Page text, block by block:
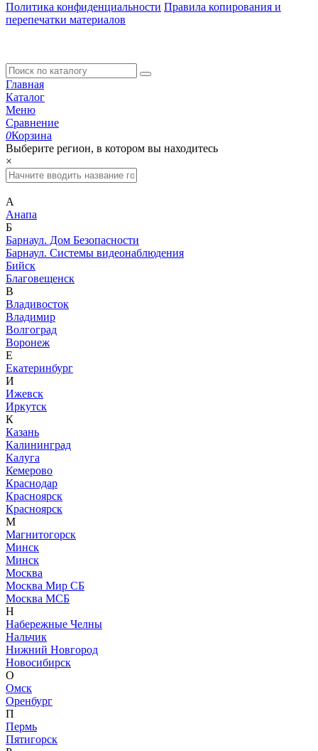
Политика конфиденциальности Правила копирования и
перепечатки материалов
Главная
Каталог
Меню
Сравнение
0Корзина
Выберите регион, в котором вы находитесь
×
А
Анапа
Б
Барнаул. Дом Безопасности
Барнаул. Системы видеонаблюдения
Бийск
Благовещенск
В
Владивосток
Владимир
Волгоград
Воронеж
Е
Екатеринбург
И
Ижевск
Иркутск
К
Казань
Калининград
Калуга
Кемерово
Краснодар
Красноярск
Красноярск
М
Магнитогорск
Минск
Минск
Москва
Москва Мир СБ
Москва МСБ
Н
Набережные Челны
Нальчик
Нижний Новгород
Новосибирск
О
Омск
Оренбург
П
Пермь
Пятигорск